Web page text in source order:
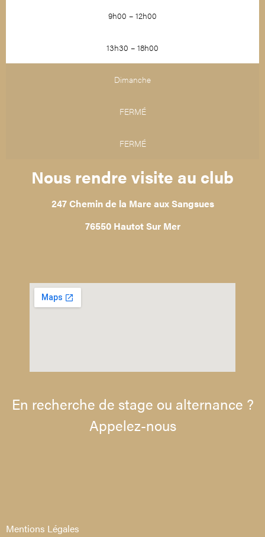
9h00 – 12h00
13h30 – 18h00
Dimanche
FERMÉ
FERMÉ
Nous rendre visite au club
247 Chemin de la Mare aux Sangsues
76550 Hautot Sur Mer
En recherche de stage ou alternance ?
Appelez-nous
Mentions Légales